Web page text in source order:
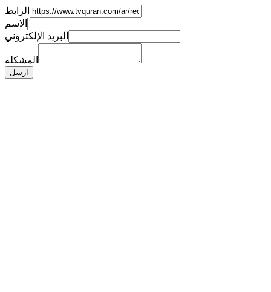
الرابط
الاسم
البريد الإلكتروني
المشكلة
ارسل